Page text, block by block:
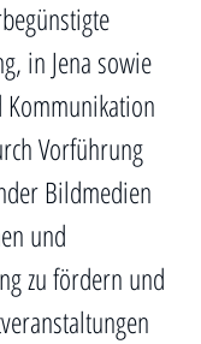
in Jena sowie
Vorführung
Bildmedien
und
zu fördern und